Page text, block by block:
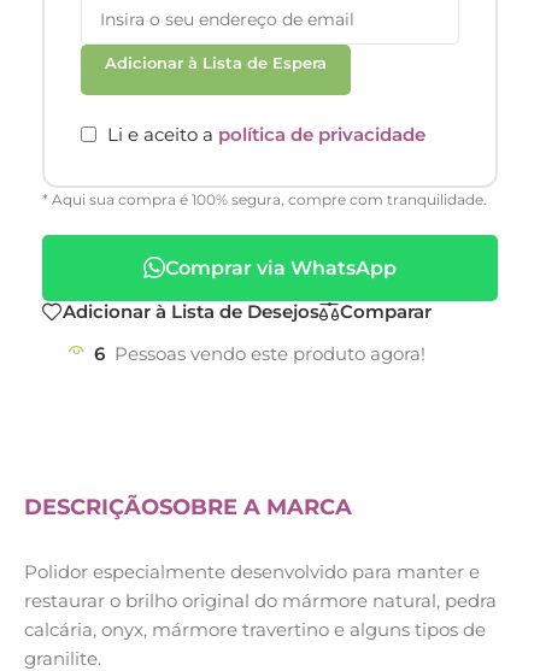
Adicionar à Lista de Espera
Li e aceito a política de privacidade
* Aqui sua compra é 100% segura, compre com tranquilidade.
Comprar via WhatsApp
Adicionar à Lista de Desejos
Comparar
6 Pessoas vendo este produto agora!
DESCRIÇÃOSOBRE A MARCA
Polidor especialmente desenvolvido para manter e
restaurar o brilho original do mármore natural, pedra
calcária, onyx, mármore travertino e alguns tipos de
granilite.